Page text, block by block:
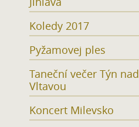
Koledy 2017
Pyžamovej ples
Taneční večer Týn nad
Vltavou
Koncert Milevsko